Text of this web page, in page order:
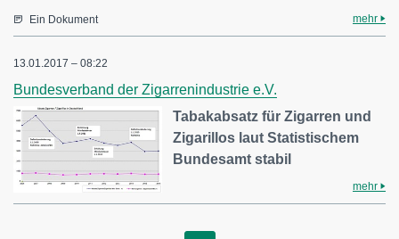
Ein Dokument mehr
13.01.2017 – 08:22
Bundesverband der Zigarrenindustrie e.V.
Tabakabsatz für Zigarren und
Zigarillos laut Statistischem
Bundesamt stabil
mehr